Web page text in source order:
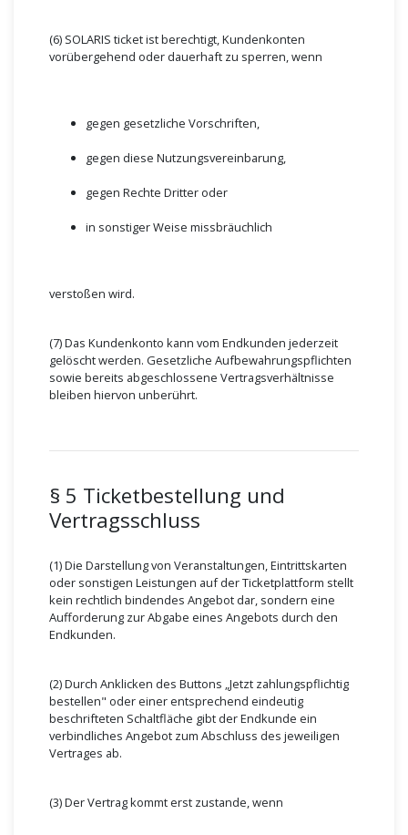
(6) SOLARIS ticket ist berechtigt, Kundenkonten
vorübergehend oder dauerhaft zu sperren, wenn
gegen gesetzliche Vorschriften,
gegen diese Nutzungsvereinbarung,
gegen Rechte Dritter oder
in sonstiger Weise missbräuchlich
verstoßen wird.
(7) Das Kundenkonto kann vom Endkunden jederzeit
gelöscht werden. Gesetzliche Aufbewahrungspflichten
sowie bereits abgeschlossene Vertragsverhältnisse
bleiben hiervon unberührt.
§ 5 Ticketbestellung und
Vertragsschluss
(1) Die Darstellung von Veranstaltungen, Eintrittskarten
oder sonstigen Leistungen auf der Ticketplattform stellt
kein rechtlich bindendes Angebot dar, sondern eine
Aufforderung zur Abgabe eines Angebots durch den
Endkunden.
(2) Durch Anklicken des Buttons „Jetzt zahlungspflichtig
bestellen" oder einer entsprechend eindeutig
beschrifteten Schaltfläche gibt der Endkunde ein
verbindliches Angebot zum Abschluss des jeweiligen
Vertrages ab.
(3) Der Vertrag kommt erst zustande, wenn